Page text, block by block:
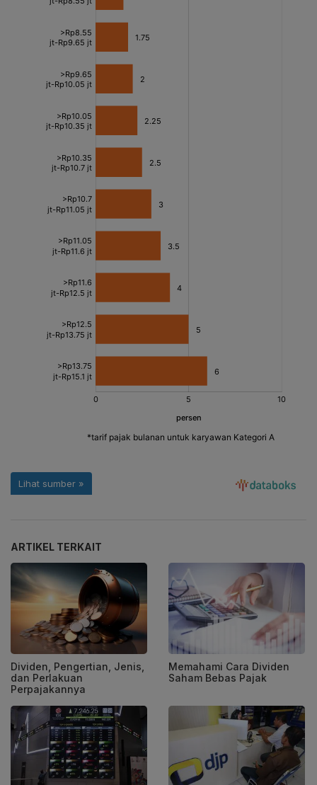
ARTIKEL TERKAIT
Dividen, Pengertian, Jenis,
dan Perlakuan
Perpajakannya
Memahami Cara Dividen
Saham Bebas Pajak